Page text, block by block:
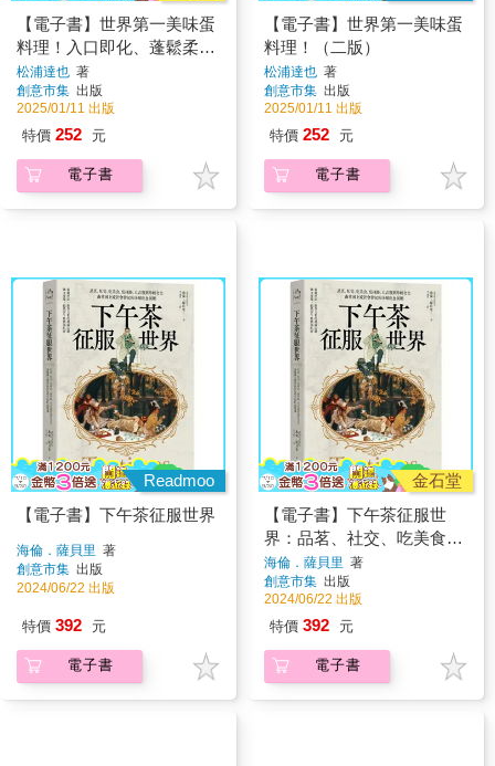
【電子書】世界第一美味蛋
料理！入口即化、蓬鬆柔
軟、滑嫩多汁，用8000顆蛋
打出的最強食譜
松浦達也 著
創意市集 出版
2025/01/11 出版
特價 252 元
電子書
【電子書】世界第一美味蛋
料理！（二版）
松浦達也 著
創意市集 出版
2025/01/11 出版
特價 252 元
電子書
Readmoo
【電子書】下午茶征服世界
海倫．薩貝里 著
創意市集 出版
2024/06/22 出版
特價 392 元
電子書
金石堂
【電子書】下午茶征服世
界：品茗、社交、吃美食，
從絲路、大吉嶺到珍奶文
化，由英國上流社會帶起的
全球飲食風潮
海倫．薩貝里 著
創意市集 出版
2024/06/22 出版
特價 392 元
電子書